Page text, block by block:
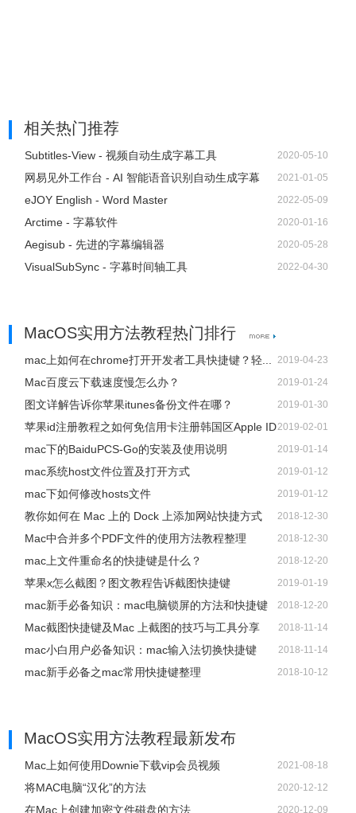
相关热门推荐
Subtitles-View - 视频自动生成字幕工具 2020-05-10
网易见外工作台 - AI 智能语音识别自动生成字幕 2021-01-05
eJOY English - Word Master 2022-05-09
Arctime - 字幕软件 2020-01-16
Aegisub - 先进的字幕编辑器 2020-05-28
VisualSubSync - 字幕时间轴工具 2022-04-30
MacOS实用方法教程热门排行
mac上如何在chrome打开开发者工具快捷键？轻... 2019-04-23
Mac百度云下载速度慢怎么办？ 2019-01-24
图文详解告诉你苹果itunes备份文件在哪？ 2019-01-30
苹果id注册教程之如何免信用卡注册韩国区Apple ID2019-02-01
mac下的BaiduPCS-Go的安装及使用说明 2019-01-14
mac系统host文件位置及打开方式 2019-01-12
mac下如何修改hosts文件 2019-01-12
教你如何在 Mac 上的 Dock 上添加网站快捷方式 2018-12-30
Mac中合并多个PDF文件的使用方法教程整理 2018-12-30
mac上文件重命名的快捷键是什么？ 2018-12-20
苹果x怎么截图？图文教程告诉截图快捷键 2019-01-19
mac新手必备知识：mac电脑锁屏的方法和快捷键 2018-12-20
Mac截图快捷键及Mac 上截图的技巧与工具分享 2018-11-14
mac小白用户必备知识：mac输入法切换快捷键 2018-11-14
mac新手必备之mac常用快捷键整理 2018-10-12
MacOS实用方法教程最新发布
Mac上如何使用Downie下载vip会员视频 2021-08-18
将MAC电脑“汉化”的方法 2020-12-12
在Mac上创建加密文件磁盘的方法 2020-12-09